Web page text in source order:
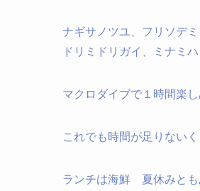
ナギサノツユ、フリソデ
ドリミドリガイ、ミナミ
マクロダイブで１時間楽し
これでも時間が足りない
ランチは海鮮 夏休みとも